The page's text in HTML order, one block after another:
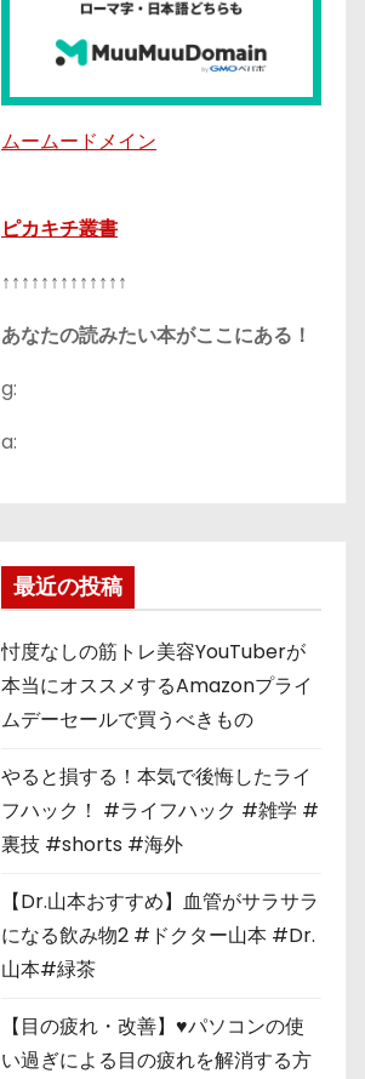
ムームードメイン
ピカキチ叢書
↑↑↑↑↑↑↑↑↑↑↑↑↑
あなたの読みたい本がここにある！
g:
a:
最近の投稿
忖度なしの筋トレ美容YouTuberが
本当にオススメするAmazonプライ
ムデーセールで買うべきもの
やると損する！本気で後悔したライ
フハック！ #ライフハック #雑学 #
裏技 #shorts #海外
【Dr.山本おすすめ】血管がサラサラ
になる飲み物2 #ドクター山本 #Dr.
山本#緑茶
【目の疲れ・改善】♥パソコンの使
い過ぎによる目の疲れを解消する方